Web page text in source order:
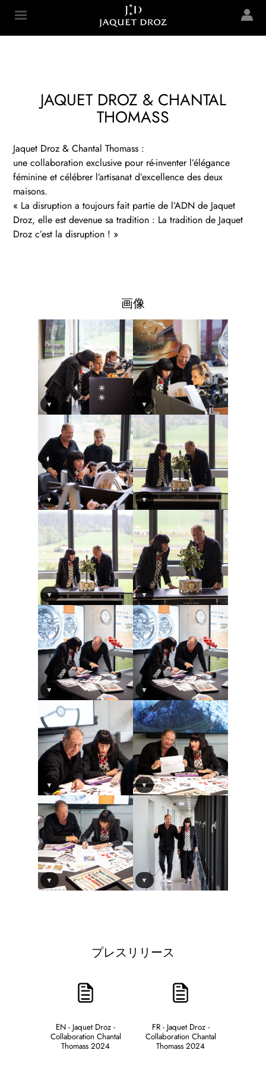
content
Jaquet Droz
JAQUET DROZ & CHANTAL
THOMASS
Jaquet Droz & Chantal Thomass :
une collaboration exclusive pour ré-inventer l’élégance
féminine et célébrer l’artisanat d’excellence des deux
maisons.
« La disruption a toujours fait partie de l’ADN de Jaquet
Droz, elle est devenue sa tradition : La tradition de Jaquet
Droz c’est la disruption ! »
画像
▼ ▼
▼ ▼
▼ ▼
▼ ▼
▼ ▼
▼ ▼
プレスリリース
EN - Jaquet Droz -
Collaboration Chantal
Thomass 2024
FR - Jaquet Droz -
Collaboration Chantal
Thomass 2024